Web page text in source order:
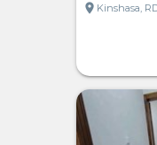
location_on Kinshasa,